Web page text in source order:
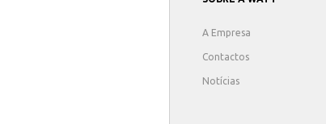
A Empresa
Contactos
Notícias